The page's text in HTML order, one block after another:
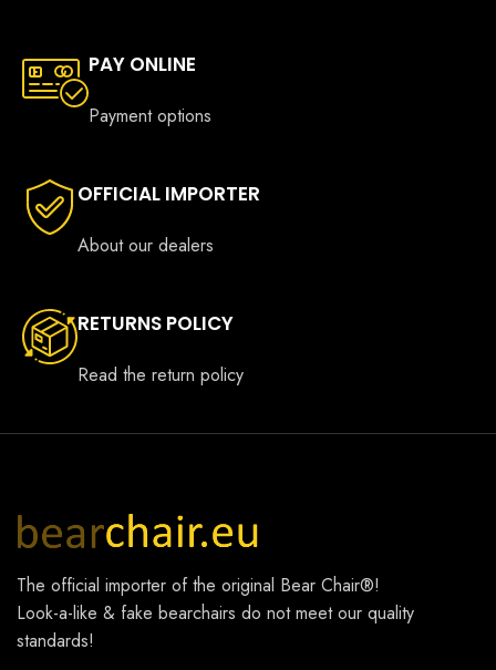
PAY ONLINE
Payment options
OFFICIAL IMPORTER
About our dealers
RETURNS POLICY
Read the return policy
The official importer of the original Bear Chair®!
Look-a-like & fake bearchairs do not meet our quality
standards!